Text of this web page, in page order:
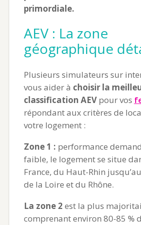
primordiale.
AEV : La zone
géographique
Plusieurs simulateurs sur
vous aider à choisir la
classification AEVpour vos
répondant aux critères de
votre logement :
Zone 1 : performance
faible, le logement se situe
France, du Haut-Rhin
de la Loire et du Rhône.
La zone 2 est la plus
comprenant environ 80-85 %